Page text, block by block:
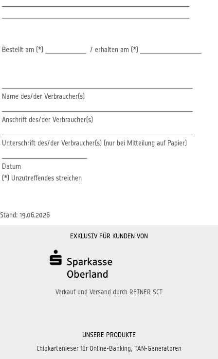
Bestellt am (*) ____________ / erhalten am (*) __________________
Name des/der Verbraucher(s)
Anschrift des/der Verbraucher(s)
Unterschrift des/der Verbraucher(s) (nur bei Mitteilung auf Papier)
Datum
(*) Unzutreffendes streichen
Stand: 19.06.2026
EXKLUSIV FÜR KUNDEN VON
Verkauf und Versand durch REINER SCT
UNSERE PRODUKTE
Chipkartenleser für Online-Banking TAN-Generatoren